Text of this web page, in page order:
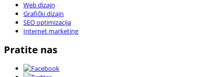
Web dizajn
Grafički dizajn
SEO optimizacija
Internet marketing
Pratite nas